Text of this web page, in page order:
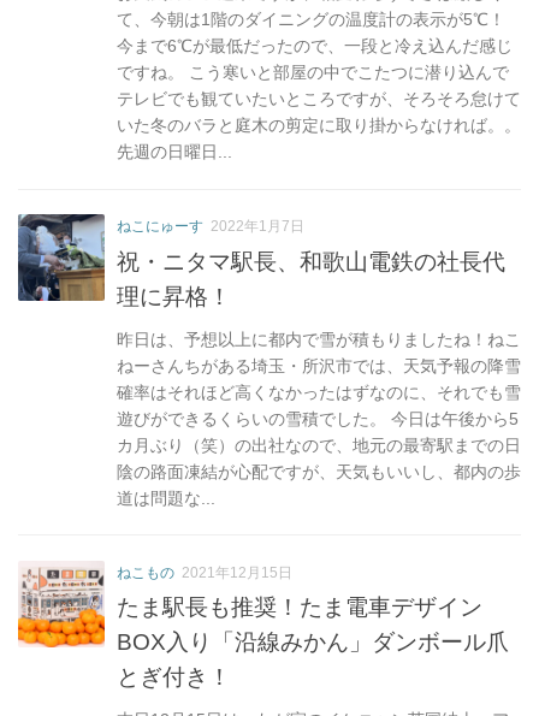
て、今朝は1階のダイニングの温度計の表示が5℃！
今まで6℃が最低だったので、一段と冷え込んだ感じ
ですね。 こう寒いと部屋の中でこたつに潜り込んで
テレビでも観ていたいところですが、そろそろ怠けて
いた冬のバラと庭木の剪定に取り掛からなければ。。
先週の日曜日...
ねこにゅーす 2022年1月7日
祝・ニタマ駅長、和歌山電鉄の社長代
理に昇格！
昨日は、予想以上に都内で雪が積もりましたね！ねこ
ねーさんちがある埼玉・所沢市では、天気予報の降雪
確率はそれほど高くなかったはずなのに、それでも雪
遊びができるくらいの雪積でした。 今日は午後から5
カ月ぶり（笑）の出社なので、地元の最寄駅までの日
陰の路面凍結が心配ですが、天気もいいし、都内の歩
道は問題な...
ねこもの 2021年12月15日
たま駅長も推奨！たま電車デザイン
BOX入り「沿線みかん」ダンボール爪
とぎ付き！